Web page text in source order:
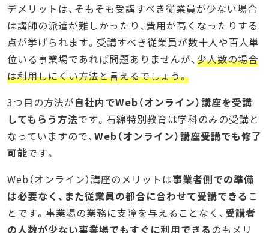
デメリットは、そもそも受講すべき従業員が少ない場合
は講師の派遣が難しかったり、費用が高くなったりする
点が挙げられます。受講すべき従業員が数十人や百人単
位いる事業場であれば問題ありませんが、 少人数の場合
は利用しにくい方法と言えるでしょう。
3つ目の方法が自社内でWeb（オンライン）講座を受講
してもらう方法です。石綿特別教育は学科のみの受講と
なっていますので、 Web（オンライン）講座受講でも修了
可能です。
Web（オンライン）講座のメリットは事業者側での準備
は必要なく、また従業員の都合に合わせて受講できる こ
とです。事業場の業務に支障を与えることなく、 受講者
の人数が少ない事業場でもすぐに利用できる のもメリ